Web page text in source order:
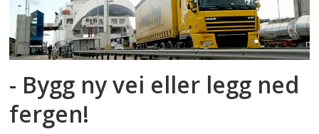
- Bygg ny vei eller legg ned
fergen!